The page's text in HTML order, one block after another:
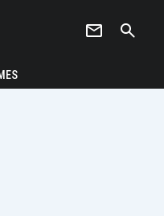
newsletter search